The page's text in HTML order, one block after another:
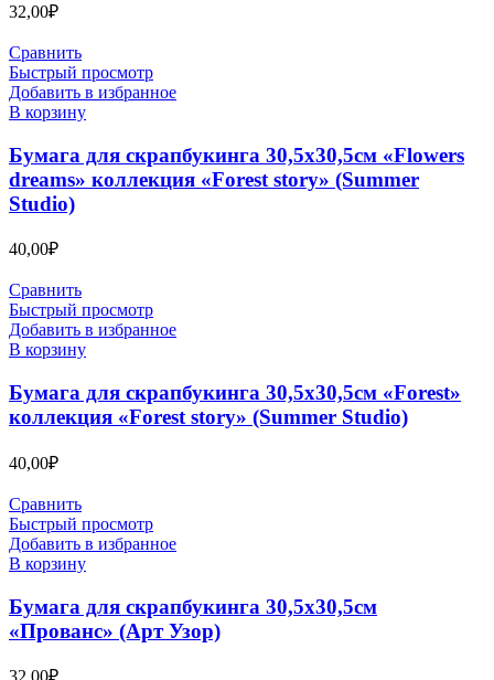
32,00₽
Сравнить
Быстрый просмотр
Добавить в избранное
В корзину
Бумага для скрапбукинга 30,5х30,5см «Flowers
dreams» коллекция «Forest story» (Summer
Studio)
40,00₽
Сравнить
Быстрый просмотр
Добавить в избранное
В корзину
Бумага для скрапбукинга 30,5х30,5см «Forest»
коллекция «Forest story» (Summer Studio)
40,00₽
Сравнить
Быстрый просмотр
Добавить в избранное
В корзину
Бумага для скрапбукинга 30,5х30,5см
«Прованс» (Арт Узор)